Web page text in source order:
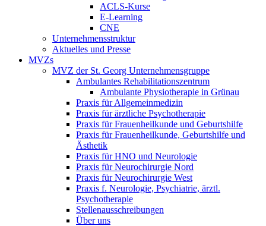
ACLS-Kurse
E-Learning
CNE
Unternehmensstruktur
Aktuelles und Presse
MVZs
MVZ der St. Georg Unternehmensgruppe
Ambulantes Rehabilitationszentrum
Ambulante Physiotherapie in Grünau
Praxis für Allgemeinmedizin
Praxis für ärztliche Psychotherapie
Praxis für Frauenheilkunde und Geburtshilfe
Praxis für Frauenheilkunde, Geburtshilfe und
Ästhetik
Praxis für HNO und Neurologie
Praxis für Neurochirurgie Nord
Praxis für Neurochirurgie West
Praxis f. Neurologie, Psychiatrie, ärztl.
Psychotherapie
Stellenausschreibungen
Über uns